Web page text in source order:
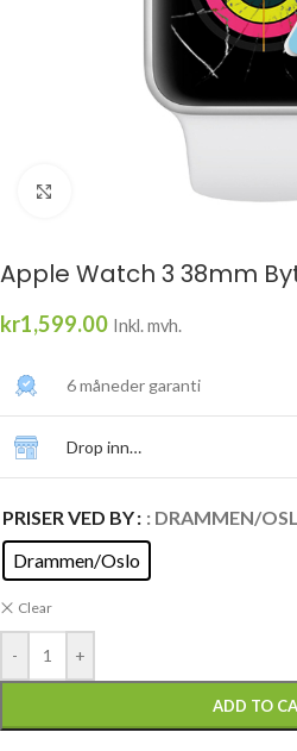
Apple Watch 3 38mm
kr1,599.00 Inkl. mvh.
6 måneder garanti
Drop inn…
PRISER VED BY : DRAMMEN/
Drammen/Oslo
Clear
- +
ADD TO